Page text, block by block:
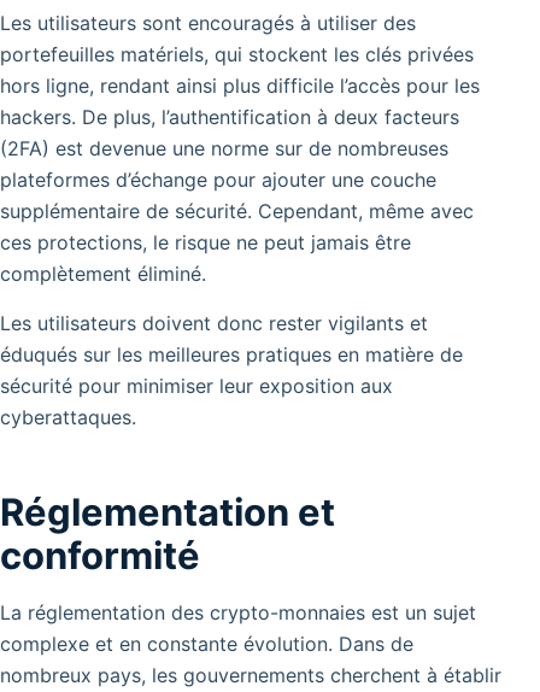
Les utilisateurs sont encouragés à utiliser des
portefeuilles matériels, qui stockent les clés privées
hors ligne, rendant ainsi plus difficile l’accès pour les
hackers. De plus, l’authentification à deux facteurs
(2FA) est devenue une norme sur de nombreuses
plateformes d’échange pour ajouter une couche
supplémentaire de sécurité. Cependant, même avec
ces protections, le risque ne peut jamais être
complètement éliminé.
Les utilisateurs doivent donc rester vigilants et
éduqués sur les meilleures pratiques en matière de
sécurité pour minimiser leur exposition aux
cyberattaques.
Réglementation et
conformité
La réglementation des crypto-monnaies est un sujet
complexe et en constante évolution. Dans de
nombreux pays, les gouvernements cherchent à établir